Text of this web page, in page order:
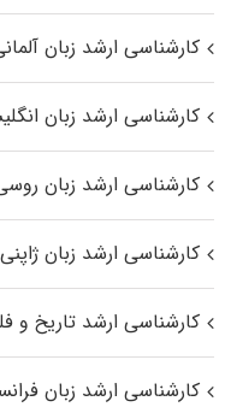
کارشناسی ارشد زبان
کارشناسی ارشد زبان
کارشناسی ارشد زبان
کارشناسی ارشد زبان ژاپنی
کارشناسی ارشد تاریخ و
کارشناسی ارشد زبان